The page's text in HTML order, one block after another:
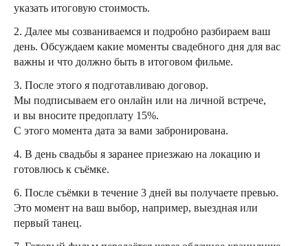
указать итоговую стоимость.
2. Далее мы созваниваемся и подробно разбираем ваш
день. Обсуждаем какие моменты свадебного дня для вас
важны и что должно быть в итоговом фильме.
3. После этого я подготавливаю договор.
Мы подписываем его онлайн или на личной встрече,
и вы вносите предоплату 15%.
С этого момента дата за вами забронирована.
4. В день свадьбы я заранее приезжаю на локацию и
готовлюсь к съёмке.
6. После съёмки в течение 3 дней вы получаете превью.
Это момент на ваш выбор, например, выездная или
первый танец.